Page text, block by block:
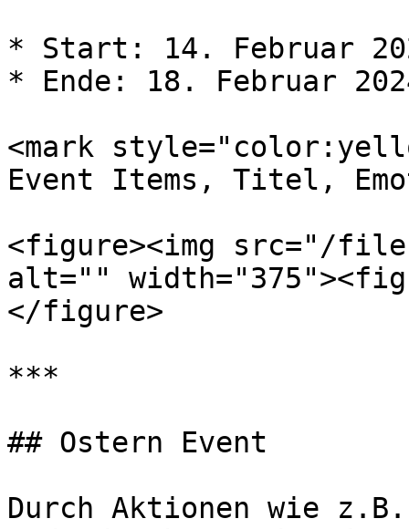
* Start: 14. Februar
* Ende: 18. Februar
<mark
Event Items, Titel,
<figure><img src="/files/
alt=""
</figure>
***
## Ostern Event
Durch Aktionen wie z.B.